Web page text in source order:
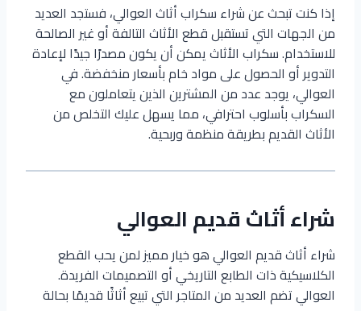
إذا كنت تبحث عن شراء سكراب أثاث العوالي، فستجد العديد
من الجهات التي تستقبل قطع الأثاث التالفة أو غير الصالحة
للاستخدام. سكراب الأثاث يمكن أن يكون مصدرًا جيدًا لإعادة
التدوير أو الحصول على مواد خام بأسعار منخفضة. في
العوالي، يوجد عدد من المشترين الذين يتعاملون مع
السكراب بأسلوب احترافي، مما يسهل عليك التخلص من
الأثاث القديم بطريقة منظمة وربحية.
شراء أثاث قديم العوالي
شراء أثاث قديم العوالي هو خيار مميز لمن يحب القطع
الكلاسيكية ذات الطابع التاريخي أو التصميمات الفريدة.
العوالي تضم العديد من المتاجر التي تبيع أثاثًا قديمًا بحالة